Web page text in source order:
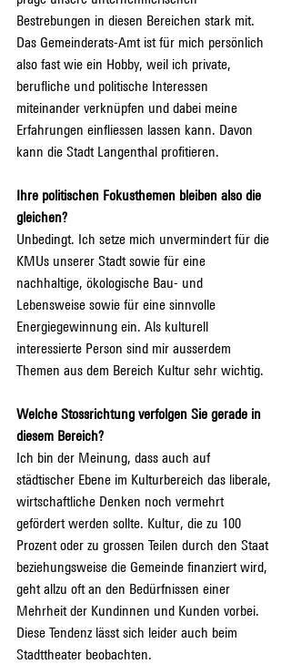
Bestrebungen in diesen Bereichen stark mit.
Das Gemeinderats-Amt ist für mich persönlich
also fast wie ein Hobby, weil ich private,
berufliche und politische Interessen
miteinander verknüpfen und dabei meine
Erfahrungen einfliessen lassen kann. Davon
kann die Stadt Langenthal profitieren.
Ihre politischen Fokusthemen bleiben also die
gleichen?
Unbedingt. Ich setze mich unvermindert für die
KMUs unserer Stadt sowie für eine
nachhaltige, ökologische Bau- und
Lebensweise sowie für eine sinnvolle
Energiegewinnung ein. Als kulturell
interessierte Person sind mir ausserdem
Themen aus dem Bereich Kultur sehr wichtig.
Welche Stossrichtung verfolgen Sie gerade in
diesem Bereich?
Ich bin der Meinung, dass auch auf
städtischer Ebene im Kulturbereich das liberale,
wirtschaftliche Denken noch vermehrt
gefördert werden sollte. Kultur, die zu 100
Prozent oder zu grossen Teilen durch den Staat
beziehungsweise die Gemeinde finanziert wird,
geht allzu oft an den Bedürfnissen einer
Mehrheit der Kundinnen und Kunden vorbei.
Diese Tendenz lässt sich leider auch beim
Stadttheater beobachten.